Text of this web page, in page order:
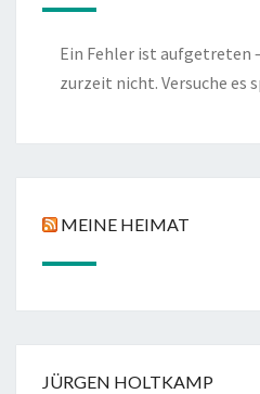
Ein Fehler ist aufgetreten
zurzeit nicht. Versuche es
MEINE HEIMAT
JÜRGEN HOLTKAMP